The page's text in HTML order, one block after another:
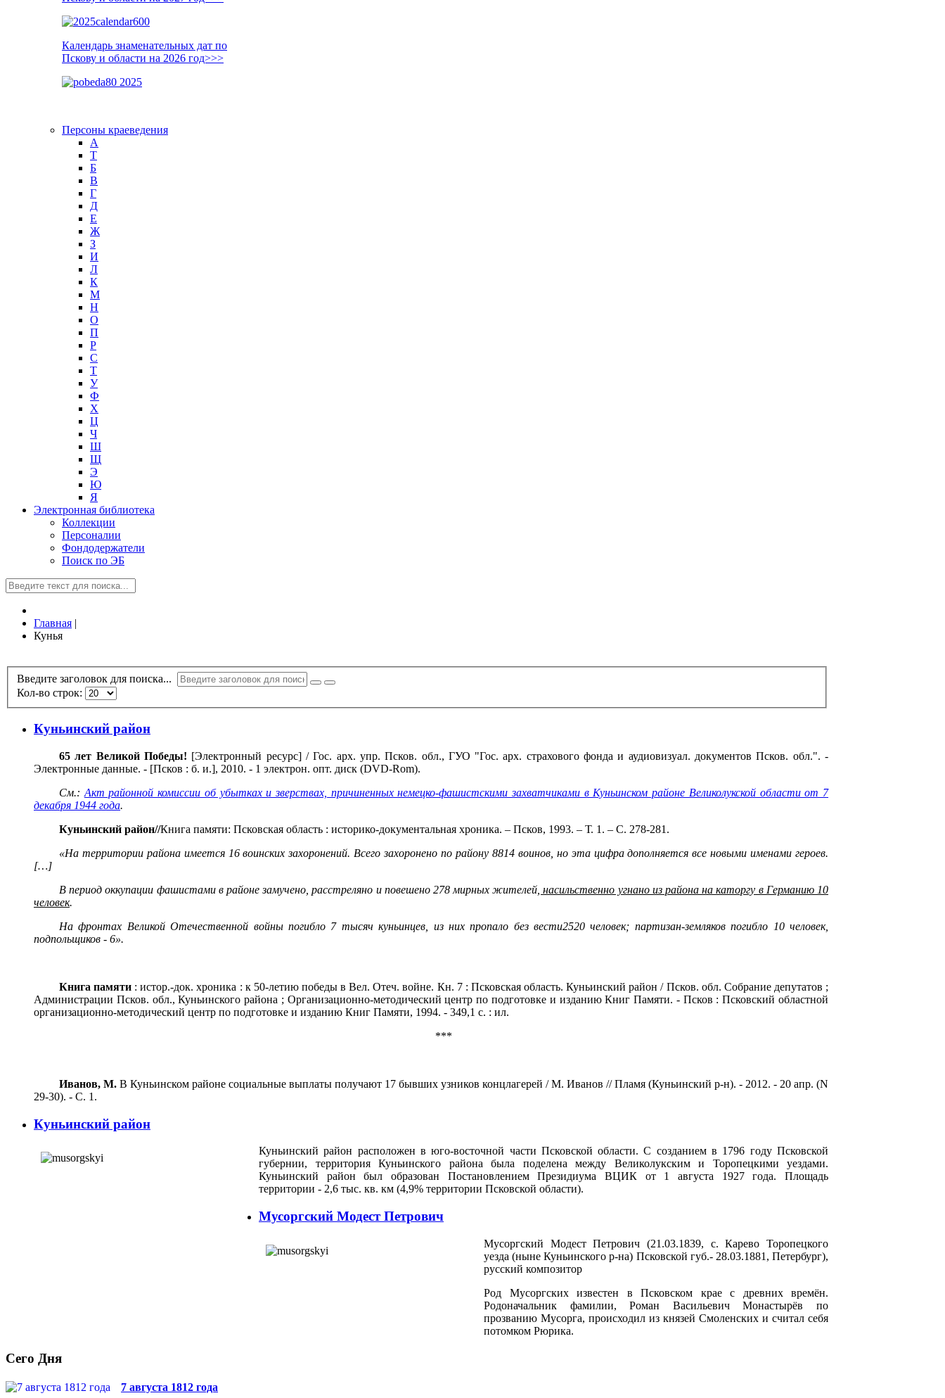
Календарь знаменательных дат по
Пскову и области на 2026 год>>>
Персоны краеведения
А
T
Б
В
Г
Д
Е
Ж
З
И
Л
К
М
Н
О
П
Р
С
Т
У
Ф
Х
Ц
Ч
Ш
Щ
Э
Ю
Я
Электронная библиотека
Коллекции
Персоналии
Фондодержатели
Поиск по ЭБ
Главная |
Кунья
Введите заголовок для поиска...
Кол-во строк:
Куньинский район
65 лет Великой Победы! [Электронный ресурс] / Гос. арх. упр. Псков. обл., ГУО "Гос. арх. страхового фонда и аудиовизуал. документов Псков. обл.". -
Электронные данные. - [Псков : б. и.], 2010. - 1 электрон. опт. диск (DVD-Rom).
См.: Акт районной комиссии об убытках и зверствах, причиненных немецко-фашистскими захватчиками в Куньинском районе Великолукской области от 7
декабря 1944 года.
Куньинский район//Книга памяти: Псковская область : историко-документальная хроника. – Псков, 1993. – Т. 1. – С. 278-281.
«На территории района имеется 16 воинских захоронений. Всего захоронено по району 8814 воинов, но эта цифра дополняется все новыми именами героев.
[…]
В период оккупации фашистами в районе замучено, расстреляно и повешено 278 мирных жителей , насильственно угнано из района на каторгу в Германию 10
человек.
На фронтах Великой Отечественной войны погибло 7 тысяч куньинцев, из них пропало без вести2520 человек; партизан-земляков погибло 10 человек,
подпольщиков - 6».
Книга памяти : истор.-док. хроника : к 50-летию победы в Вел. Отеч. войне. Кн. 7 : Псковская область. Куньинский район / Псков. обл. Собрание депутатов ;
Администрации Псков. обл., Куньинского района ; Организационно-методический центр по подготовке и изданию Книг Памяти. - Псков : Псковский областной
организационно-методический центр по подготовке и изданию Книг Памяти, 1994. - 349,1 с. : ил.
***
Иванов, М. В Куньинском районе социальные выплаты получают 17 бывших узников концлагерей / М. Иванов // Пламя (Куньинский р-н). - 2012. - 20 апр. (N
29-30). - С. 1.
Куньинский район
Куньинский район расположен в юго-восточной части Псковской области. С созданием в 1796 году Псковской
губернии, территория Куньинского района была поделена между Великолукским и Торопецкими уездами.
Куньинский район был образован Постановлением Президиума ВЦИК от 1 августа 1927 года. Площадь
территории - 2,6 тыс. кв. км (4,9% территории Псковской области).
Мусоргский Модест Петрович
Мусоргский Модест Петрович (21.03.1839, с. Карево Торопецкого
уезда (ныне Куньинского р-на) Псковской губ.- 28.03.1881, Петербург),
русский композитор
Род Мусоргских известен в Псковском крае с древних времён.
Родоначальник фамилии, Роман Васильевич Монастырёв по
прозванию Мусорга, происходил из князей Смоленских и считал себя
потомком Рюрика.
Сего Дня
7 августа 1812 года